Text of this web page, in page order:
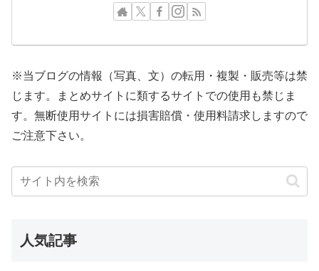
※当ブログの情報（写真、文）の転用・複製・販売等は禁
じます。まとめサイトに類するサイトでの使用も禁じま
す。無断使用サイトには損害賠償・使用料請求しますので
ご注意下さい。
人気記事